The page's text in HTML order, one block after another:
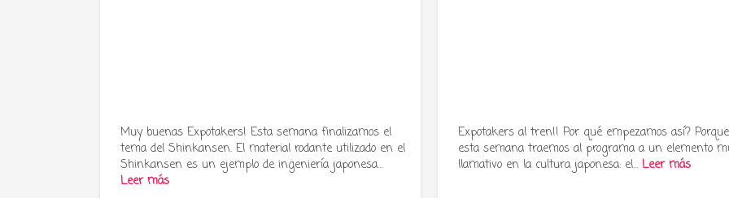
Muy buenas Expotakers! Esta semana finalizamos el
tema del Shinkansen. El material rodante utilizado en el
Shinkansen es un ejemplo de ingeniería japonesa…
Leer más
Expotakers al tren!! Por qué empezamos así? Porque
esta semana traemos al programa a un elemento
llamativo en la cultura japonesa: el…Leer más